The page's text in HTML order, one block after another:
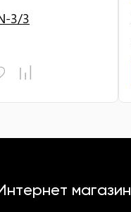
3/3
магазин